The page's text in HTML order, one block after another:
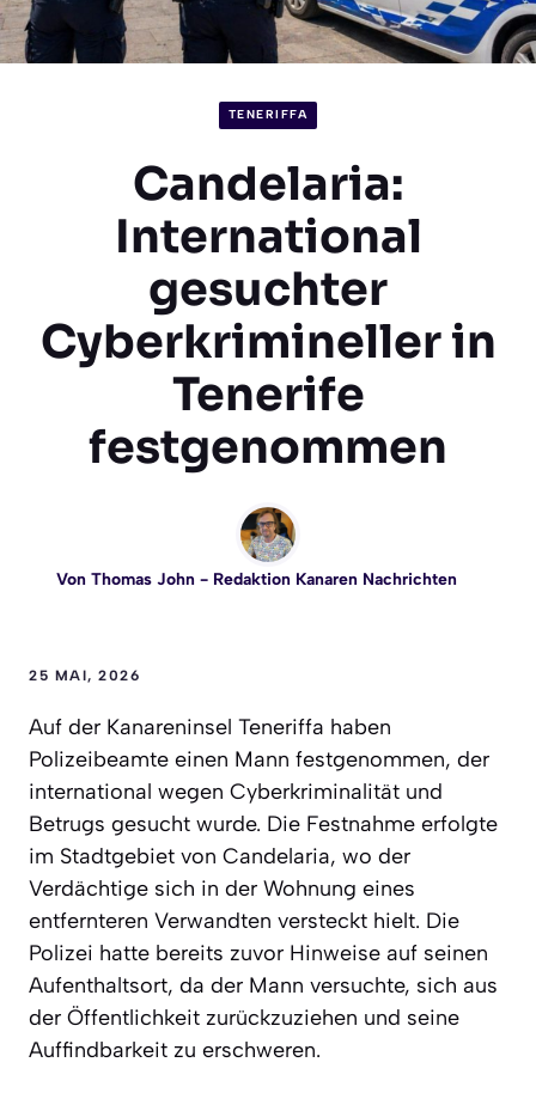
TENERIFFA
Candelaria:
International
gesuchter
Cyberkrimineller in
Tenerife
festgenommen
Von Thomas John- Redaktion Kanaren Nachrichten
25 MAI, 2026
Auf der Kanareninsel Teneriffa haben
Polizeibeamte einen Mann festgenommen, der
international wegen Cyberkriminalität und
Betrugs gesucht wurde. Die Festnahme erfolgte
im Stadtgebiet von Candelaria, wo der
Verdächtige sich in der Wohnung eines
entfernteren Verwandten versteckt hielt. Die
Polizei hatte bereits zuvor Hinweise auf seinen
Aufenthaltsort, da der Mann versuchte, sich aus
der Öffentlichkeit zurückzuziehen und seine
Auffindbarkeit zu erschweren.